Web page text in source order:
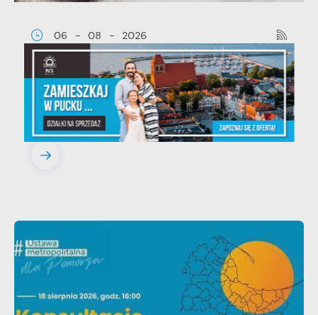
06 - 08 - 2026
Ustawa dotycząca ochrony zwięrząt
w zakresie utrzymania psów i kotów
- zmiany w przepisach.